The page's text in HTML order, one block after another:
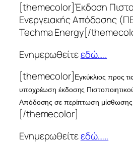
[themecolor]Έκδοση
Ενεργειακής Απόδοσης
Techma Energy[/
Ενημερωθείτεεδώ…..
[themecolor] Εγκύκλιος προς
υποχρέωση έκδοσης
Απόδοσης σε περίπτωση μίσθωσης
[/themecolor]
Ενημερωθείτεεδώ……